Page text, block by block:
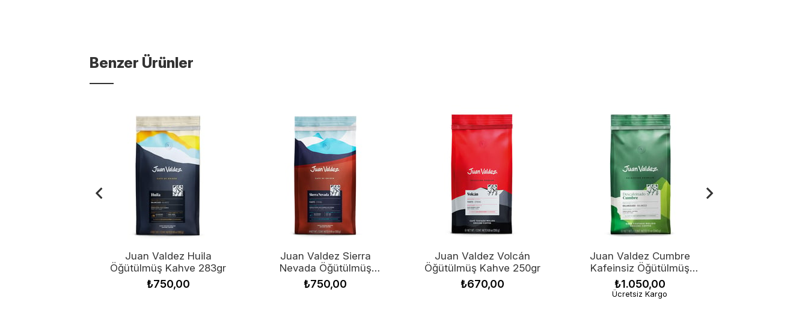
Benzer Ürünler
Juan Valdez Huila
Öğütülmüş Kahve 283gr
₺750,00
Juan Valdez Sierra
Nevada Öğütülmüş
Kahve 283gr
₺750,00
Juan Valdez Volcán
Öğütülmüş Kahve 250gr
₺670,00
Juan Valdez Cumbre
Kafeinsiz Öğütülmüş
Kahve 340gr
₺1.050,00
Ücretsiz Kargo